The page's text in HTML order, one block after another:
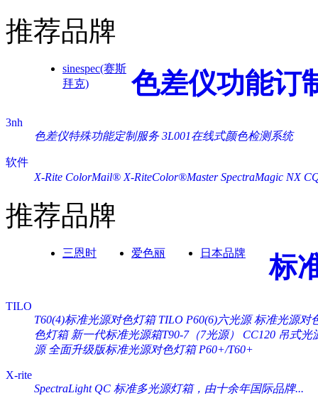
推荐品牌
sinespec(赛斯
拜克)
色差仪功能订
3nh
色差仪特殊功能定制服务 3L001在线式颜色检测系统
软件
X-Rite ColorMail® X-RiteColor®Master SpectraMagic NX
推荐品牌
三恩时 爱色丽 日本品牌 标
TILO
T60(4)标准光源对色灯箱 TILO P60(6)六光源 标准光源对
色灯箱 新一代标准光源箱T90-7（7光源）
CC120 吊式
源 全面升级版标准光源对色灯箱 P60+/T60+
X-rite
SpectraLight QC 标准多光源灯箱，由十余年国际品牌...